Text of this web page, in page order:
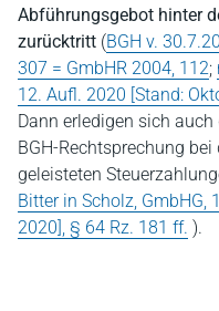
Abführungsgebot hinter
zurücktritt (BGH v.
307 = GmbHR 2004, 112;
12. Aufl. 2020 [Stand:
Dann erledigen sich
BGH-Rechtsprechung
geleisteten
Bitter in Scholz, GmbHG,
2020], § 64 Rz. 181 ff. ).